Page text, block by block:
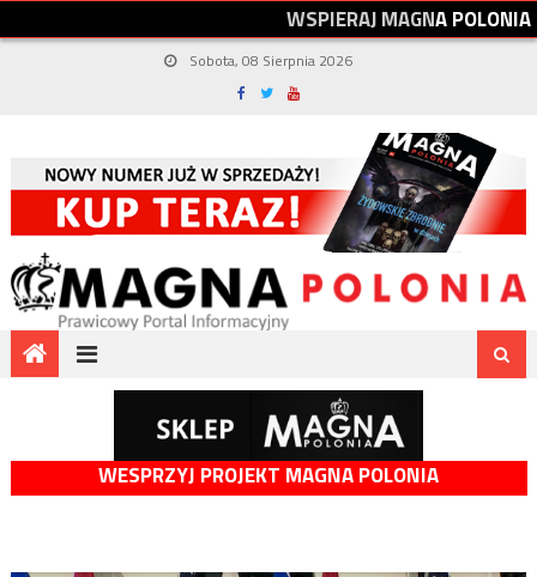
WSPIERAJMAGNAPOLONIA
Sobota, 08 Sierpnia 2026
WESPRZYJ PROJEKT MAGNA POLONIA